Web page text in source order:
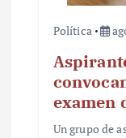
Política
examen
Un grupo de